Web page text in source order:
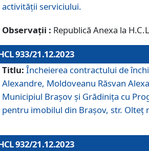
activităţii serviciului.
Observații : Republică Anexa la
933/21.12.2023
Titlu: Încheierea contractului de
Alexandre, Moldoveanu Răsvan
Municipiul Braşov şi Grădinița cu
pentru imobilul din Brașov, str. Olteț
932/21.12.2023